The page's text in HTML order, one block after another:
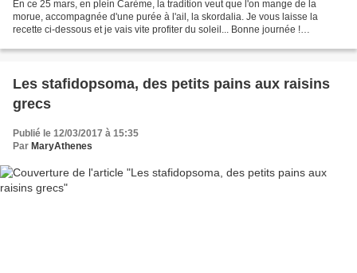
En ce 25 mars, en plein Carème, la tradition veut que l'on mange de la
morue, accompagnée d'une purée à l'ail, la skordalia. Je vous laisse la
recette ci-dessous et je vais vite profiter du soleil... Bonne journée !
Les stafidopsoma, des petits pains aux raisins
grecs
Publié le 12/03/2017 à 15:35
Par MaryAthenes